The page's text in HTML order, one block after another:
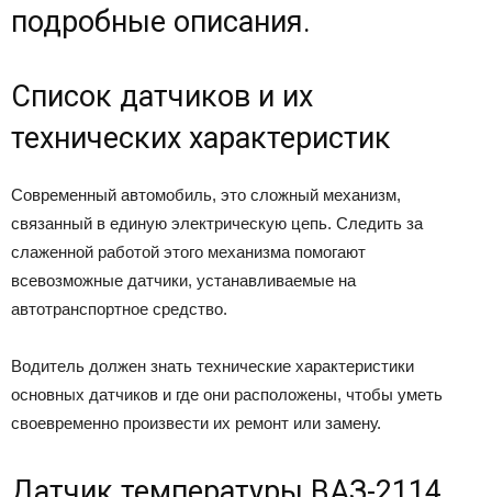
подробные описания.
Список датчиков и их
технических характеристик
Современный автомобиль, это сложный механизм,
связанный в единую электрическую цепь. Следить за
слаженной работой этого механизма помогают
всевозможные датчики, устанавливаемые на
автотранспортное средство.
Водитель должен знать технические характеристики
основных датчиков и где они расположены, чтобы уметь
своевременно произвести их ремонт или замену.